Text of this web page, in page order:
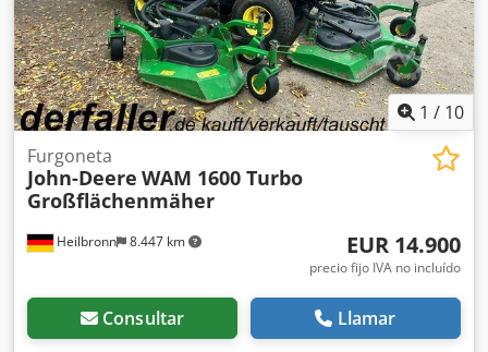
1 / 10
Heilbronn 8.447 km
Furgoneta
John-Deere WAM 1600 Turbo
Großflächenmäher
EUR 14.900
precio fijo IVA no incluído
Consultar Llamar